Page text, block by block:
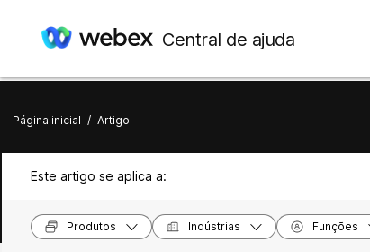
Central de ajuda
Página inicial / Artigo
Este artigo se aplica a:
Produtos Indústrias Funções